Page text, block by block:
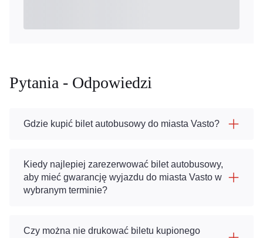
Pytania - Odpowiedzi
Gdzie kupić bilet autobusowy do miasta Vasto?
Kiedy najlepiej zarezerwować bilet autobusowy,
aby mieć gwarancję wyjazdu do miasta Vasto w
wybranym terminie?
Czy można nie drukować biletu kupionego